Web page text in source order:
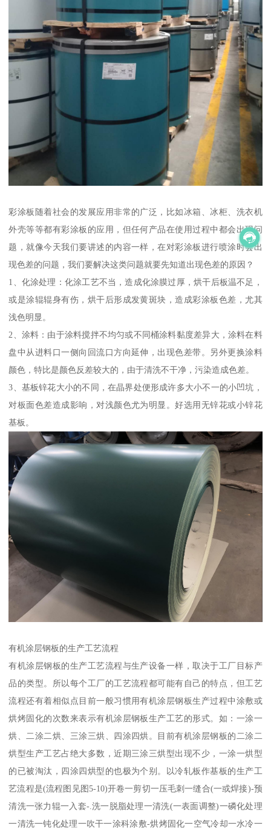
彩涂板随着社会的发展应用非常的广泛，比如冰箱、冰柜、洗衣机
外壳等等都有彩涂板的应用，但任何产品在使用过程中都会出现问
题，就像今天我们要讲述的内容一样，在对彩涂板进行喷涂时会出
现色差的问题，我们要解决这类问题就要先知道出现色差的原因？
1、化涂处理：化涂工艺不当，造成化涂膜过厚，烘干后板温不足，
或是涂辊辊身有伤，烘干后形成发黄斑块，造成彩涂板色差，尤其
浅色明显。
2、涂料：由于涂料搅拌不均匀或不同桶涂料黏度差异大，涂料在料
盘中从进料口一侧向回流口方向延伸，出现色差带。另外更换涂料
颜色，特比是颜色反差较大的，由于清洗不干净，污染造成色差。
3、基板锌花大小的不同，在晶界处便形成许多大小不一的小凹坑，
对板面色差造成影响，对浅颜色尤为明显。好选用无锌花或小锌花
基板。
有机涂层钢板的生产工艺流程
有机涂层钢板的生产工艺流程与生产设备一样，取决于工厂目标产
品的类型。所以每个工厂的工艺流程都可能有自己的特点，但工艺
流程还有着相似点目前一般习惯用有机涂层钢板生产过程中涂敷或
烘烤固化的次数来表示有机涂层钢板生产工艺的形式。如：一涂一
烘、二涂二烘、三涂三烘、四涂四烘。目前有机涂层钢板的二涂二
烘型生产工艺占绝大多数，近期三涂三烘型出现不少，一涂一烘型
的已被淘汰，四涂四烘型的也极为个别。以冷轧板作基板的生产工
艺流程是(流程图见图5-10)开卷一剪切一压毛刺一缝合(一或焊接)-预
清洗一张力辊一入套-.洗一脱脂处理一清洗(一表面调整)一磷化处理
一清洗一钝化处理一吹干一涂科涂敷-烘烤固化一空气冷却一水冷一